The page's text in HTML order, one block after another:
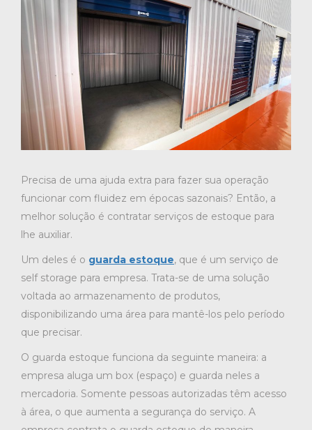
Precisa de uma ajuda extra para fazer sua operação
funcionar com fluidez em épocas sazonais? Então, a
melhor solução é contratar serviços de estoque para
lhe auxiliar.
Um deles é o guarda estoque, que é um serviço de
self storage para empresa. Trata-se de uma solução
voltada ao armazenamento de produtos,
disponibilizando uma área para mantê-los pelo período
que precisar.
O guarda estoque funciona da seguinte maneira: a
empresa aluga um box (espaço) e guarda neles a
mercadoria. Somente pessoas autorizadas têm acesso
à área, o que aumenta a segurança do serviço. A